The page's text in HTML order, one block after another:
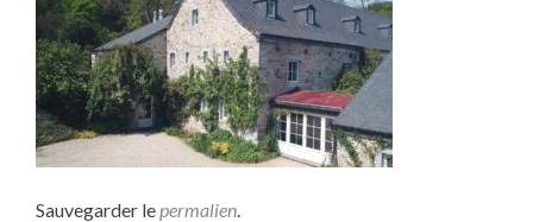
Sauvegarder lepermalien.